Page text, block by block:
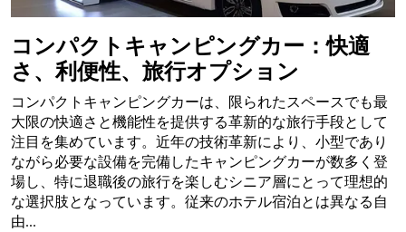
コンパクトキャンピングカー：快適
さ、利便性、旅行オプション
コンパクトキャンピングカーは、限られたスペースでも最
大限の快適さと機能性を提供する革新的な旅行手段として
注目を集めています。近年の技術革新により、小型であり
ながら必要な設備を完備したキャンピングカーが数多く登
場し、特に退職後の旅行を楽しむシニア層にとって理想的
な選択肢となっています。従来のホテル宿泊とは異なる自
由...